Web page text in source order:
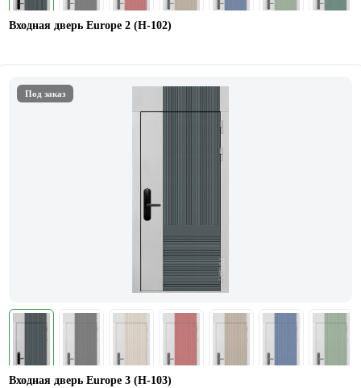
Входная дверь Europe 2 (Н-102)
Под заказ
Входная дверь Europe 3 (Н-103)